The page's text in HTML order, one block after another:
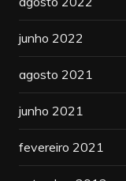
junho 2022
agosto 2021
junho 2021
fevereiro 2021